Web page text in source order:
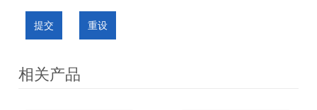
提交 重设
相关产品